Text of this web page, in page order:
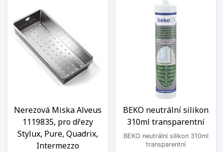
Nerezová Miska Alveus
1119835, pro dřezy
Stylux, Pure, Quadrix,
Intermezzo
BEKO neutrální silikon
310ml transparentní
BEKO neutrální silikon 310ml
transparentní